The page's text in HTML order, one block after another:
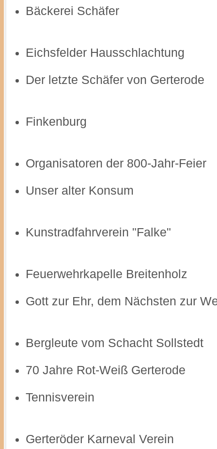
Bäckerei Schäfer
Eichsfelder Hausschlachtung
Der letzte Schäfer von Gerterode
Finkenburg
Organisatoren der 800-Jahr-Feier
Unser alter Konsum
Kunstradfahrverein "Falke"
Feuerwehrkapelle Breitenholz
Gott zur Ehr, dem Nächsten zur
Bergleute vom Schacht Sollstedt
70 Jahre Rot-Weiß Gerterode
Tennisverein
Gerteröder Karneval Verein